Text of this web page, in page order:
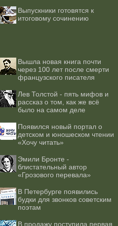
Выпускники готовятся к
итоговому сочинению
Вышла новая книга почти
через 100 лет после смерти
французского писателя
Лев Толстой - пять мифов и
рассказ о том, как же всё
было на самом деле
Появился новый портал о
детском и юношеском чтении
«Хочу читать»
Эмили Бронте -
блистательный автор
«Грозового перевала»
В Петербурге появились
будки для звонков советским
поэтам
В продажу поступила первая